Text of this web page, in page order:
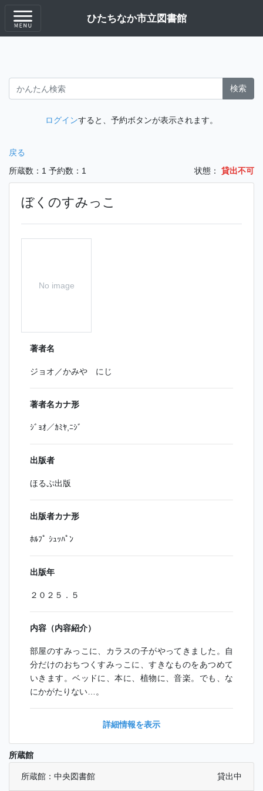
ひたちなか市立図書館
検索
ログインすると、予約ボタンが表示されます。
戻る
所蔵数：1 予約数：1 状態： 貸出不可
ぼくのすみっこ
No image
著者名
ジョオ／かみや にじ
著者名カナ形
ｼﾞｮｵ／ｶﾐﾔ,ﾆｼﾞ
出版者
ほるぷ出版
出版者カナ形
ﾎﾙﾌﾟ ｼｭｯﾊﾟﾝ
出版年
２０２５．５
内容（内容紹介）
部屋のすみっこに、カラスの子がやってきました。自
分だけのおちつくすみっこに、すきなものをあつめて
いきます。ベッドに、本に、植物に、音楽。でも、な
にかがたりない…。
詳細情報を表示
所蔵館
所蔵館：中央図書館 貸出中